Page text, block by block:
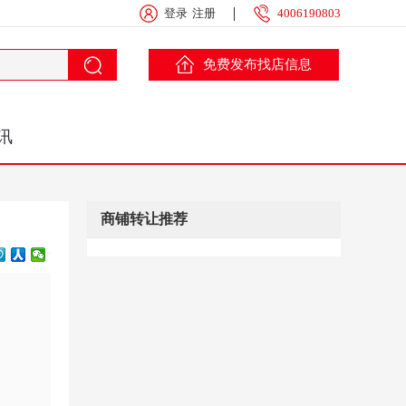
登录 注册 4006190803
免费发布找店信息
商铺转让推荐